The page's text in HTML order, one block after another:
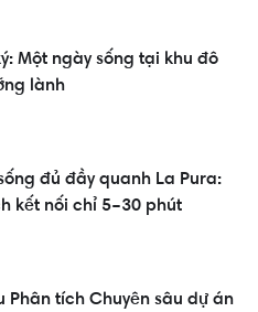
Một ngày sống tại khu đô
lành
đủ đầy quanh La Pura:
kết nối chỉ 5–30 phút
Phân tích Chuyên sâu dự án